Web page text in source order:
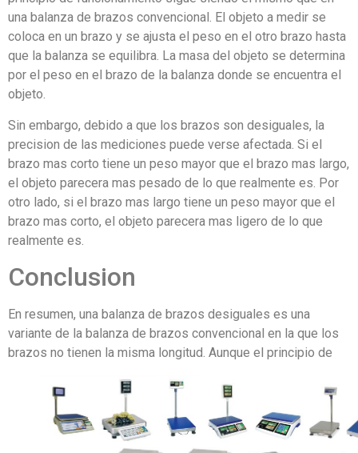
una balanza de brazos convencional. El objeto a medir se
coloca en un brazo y se ajusta el peso en el otro brazo hasta
que la balanza se equilibra. La masa del objeto se determina
por el peso en el brazo de la balanza donde se encuentra el
objeto.
Sin embargo, debido a que los brazos son desiguales, la
precision de las mediciones puede verse afectada. Si el
brazo mas corto tiene un peso mayor que el brazo mas largo,
el objeto parecera mas pesado de lo que realmente es. Por
otro lado, si el brazo mas largo tiene un peso mayor que el
brazo mas corto, el objeto parecera mas ligero de lo que
realmente es.
Conclusion
En resumen, una balanza de brazos desiguales es una
variante de la balanza de brazos convencional en la que los
brazos no tienen la misma longitud. Aunque el principio de